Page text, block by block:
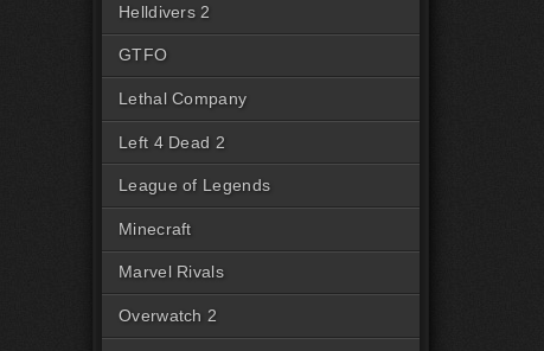
Helldivers 2
GTFO
Lethal Company
Left 4 Dead 2
League of Legends
Minecraft
Marvel Rivals
Overwatch 2